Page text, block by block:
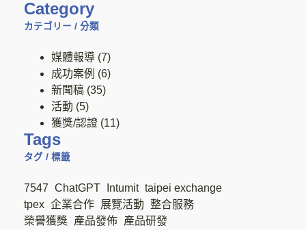
Category
カテゴリー / 分類
媒體報導 (7)
成功案例 (6)
新聞稿 (35)
活動 (5)
獲獎/認證 (11)
Tags
タグ / 標籤
7547 ChatGPT Intumit taipei exchange
tpex 企業合作 展覽活動
整合服務
榮譽獲獎
產品發佈
產品研發